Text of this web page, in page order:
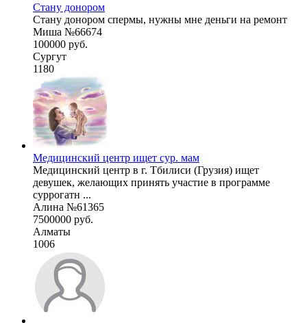
Стану донором
Стану донором спермы, нужны мне деньги на ремонт
Миша №66674
100000 руб.
Сургут
1180
Медицинский центр ищет сур. мам
Медицинский центр в г. Тбилиси (Грузия) ищет
девушек, желающих принять участие в программе
суррогатн ...
Алина №61365
7500000 руб.
Алматы
1006